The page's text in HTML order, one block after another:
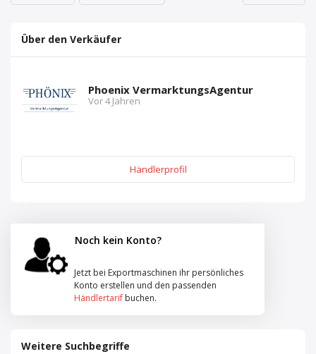
Über den Verkäufer
Phoenix VermarktungsAgentur
Vor 4 Jahren
Händlerprofil
Noch kein Konto?
Jetzt bei Exportmaschinen ihr persönliches
Konto erstellen und den passenden
Händlertarif buchen.
Weitere Suchbegriffe